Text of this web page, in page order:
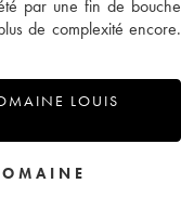
par une fin de bouche
de complexité encore.
LOUIS